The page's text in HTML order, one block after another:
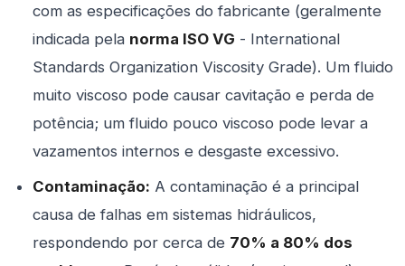
com as especificações do fabricante (geralmente
indicada pela norma ISO VG - International
Standards Organization Viscosity Grade). Um fluido
muito viscoso pode causar cavitação e perda de
potência; um fluido pouco viscoso pode levar a
vazamentos internos e desgaste excessivo.
Contaminação: A contaminação é a principal
causa de falhas em sistemas hidráulicos,
respondendo por cerca de 70% a 80% dos